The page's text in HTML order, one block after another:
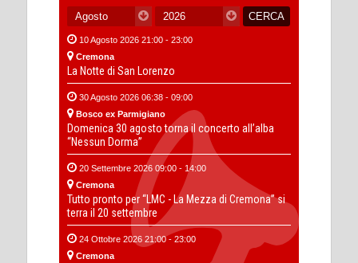
10 Agosto 2026 21:00 - 23:00
Cremona
La Notte di San Lorenzo
30 Agosto 2026 06:38 - 09:00
Bosco ex Parmigiano
Domenica 30 agosto torna il concerto all’alba
“Nessun Dorma”
20 Settembre 2026 09:00 - 14:00
Cremona
Tutto pronto per “LMC - La Mezza di Cremona” si
terra il 20 settembre
24 Ottobre 2026 21:00 - 23:00
Cremona